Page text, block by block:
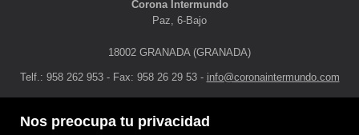
Nos preocupa tu privacidad
Corona Intermundo
Paz, 6-Bajo
18002 GRANADA (GRANADA)
Telf.: 958 262 953 - Fax: 958 26 29 53 - info@coronaintermundo.com
DESTACADOS MAPA WEB